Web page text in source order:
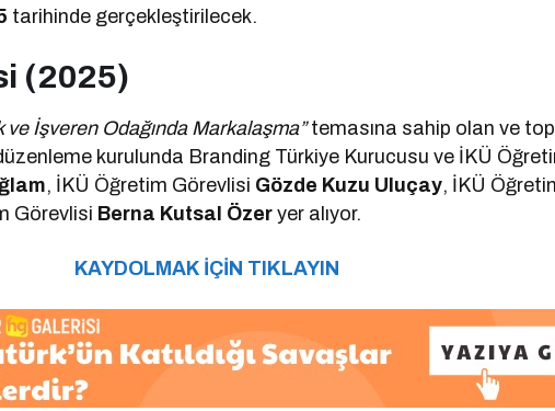
tarihinde gerçekleştirilecek.
(2025)
İşveren Odağında Markalaşma”temasına sahip olan ve
kurulunda Branding Türkiye Kurucusu ve İKÜ
, İKÜ Öğretim Görevlisi Gözde Kuzu Uluçay, İKÜ
Görevlisi Berna Kutsal Özer yer alıyor.
KAYDOLMAK İÇİN TIKLAYIN